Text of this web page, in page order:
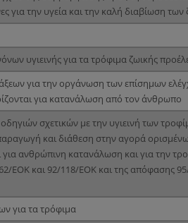
για την υγεία και την καλή διαβίωση
υγιεινής για τα τρόφιμα ζωικής
για την οργάνωση των επίσημων
για κατανάλωση από τον άνθρωπο
σχετικών με την υγιεινή των
και διάθεση στην αγορά
ανθρώπινη κατανάλωση και για την
ΕΟΚ και 92/118/ΕΟΚ και της απόφασης
για τα τρόφιμα